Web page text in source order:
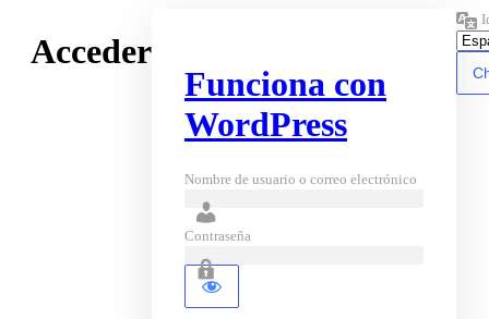
Acceder
Funciona con
WordPress
Nombre de usuario o correo electrónico
Contraseña